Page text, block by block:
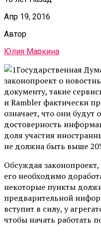
Апр 19, 2016
Автор
Юлия Маркина
Государственная
законопроект о
документу, такие
и Rambler фактически
означает, что они будут
достоверность
доля участия
не должна быть выше
Обсуждая
его необходимо
некоторые пункты
предварительной
вступит в силу, у
чтобы начать работать